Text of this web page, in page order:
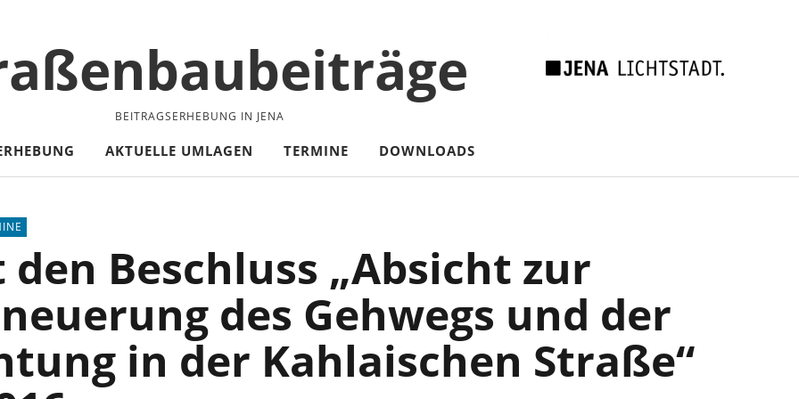
BEITRAGSERHEBUNG IN JENA
AKTUELLE UMLAGEN TERMINE DOWNLOADS
den Beschluss „Absicht zur
des Gehwegs und der
in der Kahlaischen Straße“